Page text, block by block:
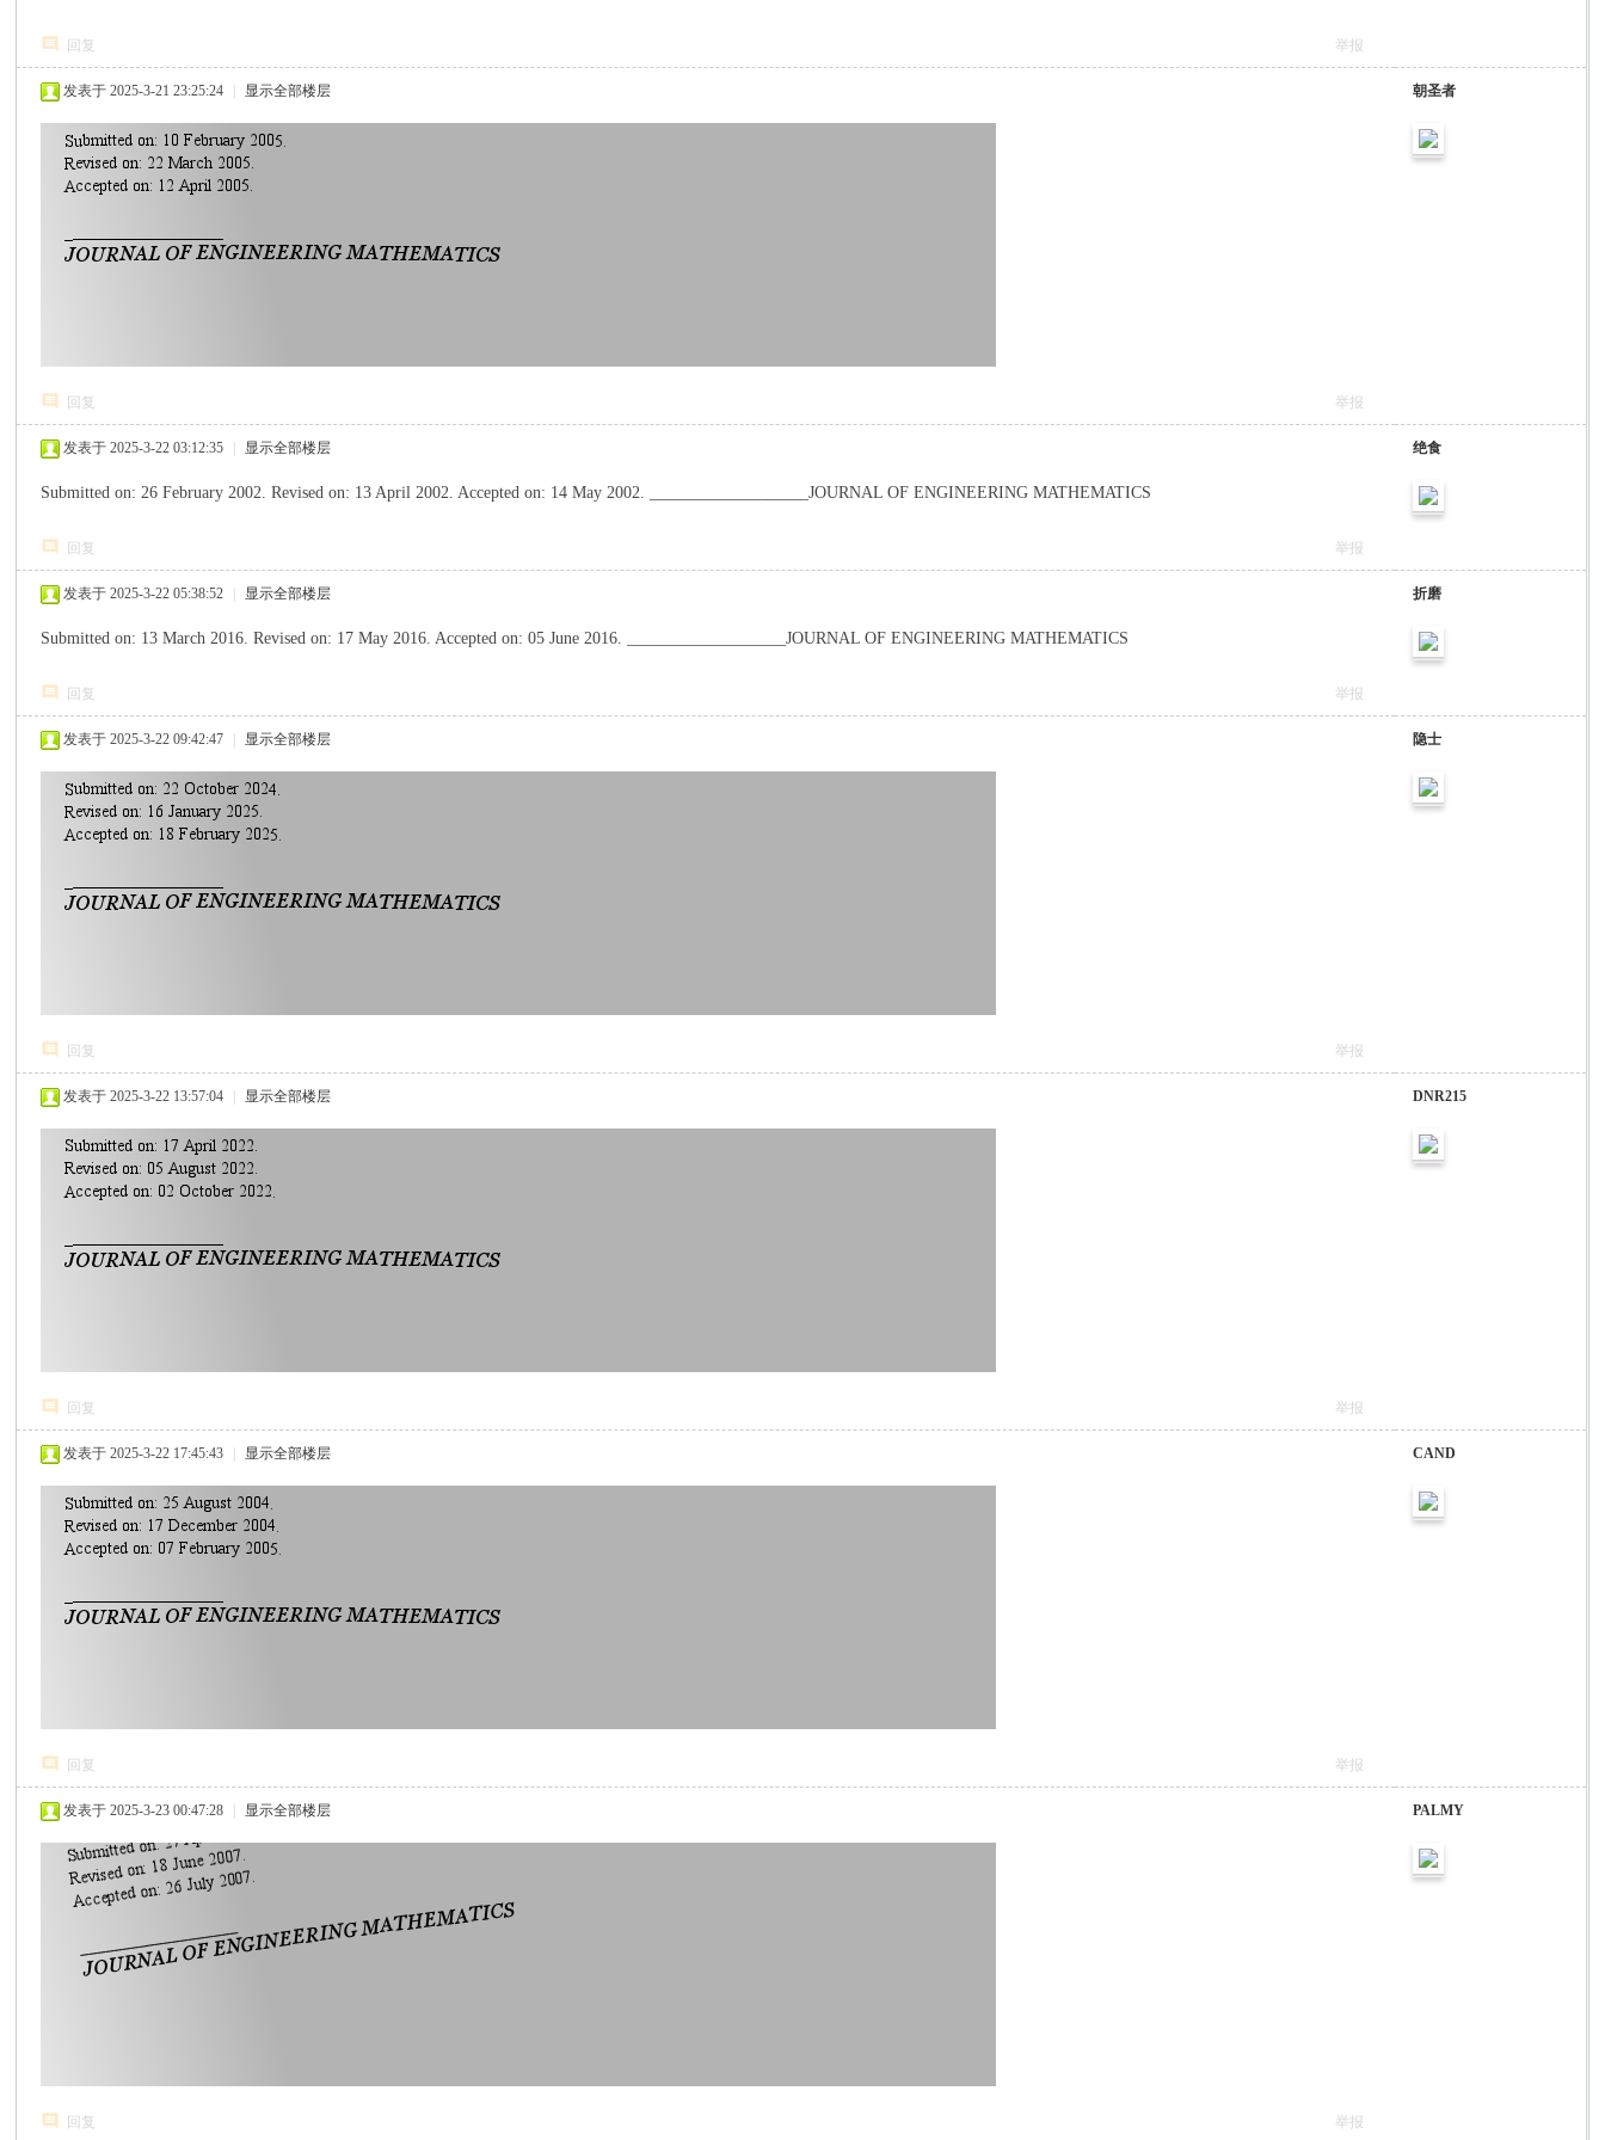
回复 举报
发表于 2025-3-21 23:25:24 显示全部楼层 朝圣者
回复 举报
发表于 2025-3-22 03:12:35 显示全部楼层
Submitted on: 26 February 2002. Revised on: 13 April 2002. Accepted on: 14 May 2002. ___________________JOURNAL OF ENGINEERING MATHEMATICS
绝食
回复 举报
发表于 2025-3-22 05:38:52 显示全部楼层
Submitted on: 13 March 2016. Revised on: 17 May 2016. Accepted on: 05 June 2016. ___________________JOURNAL OF ENGINEERING MATHEMATICS
折磨
回复 举报
发表于 2025-3-22 09:42:47 显示全部楼层 隐士
回复 举报
发表于 2025-3-22 13:57:04 显示全部楼层 DNR215
回复 举报
发表于 2025-3-22 17:45:43 显示全部楼层 CAND
回复 举报
发表于 2025-3-23 00:47:28 显示全部楼层 PALMY
回复 举报